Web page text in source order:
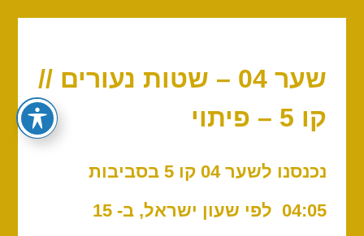
שער 04 – שטות נעורים //
קו 5 – פיתוי
נכנסנו לשער 04 קו 5 בסביבות
04:05 לפי שעון ישראל, ב- 15